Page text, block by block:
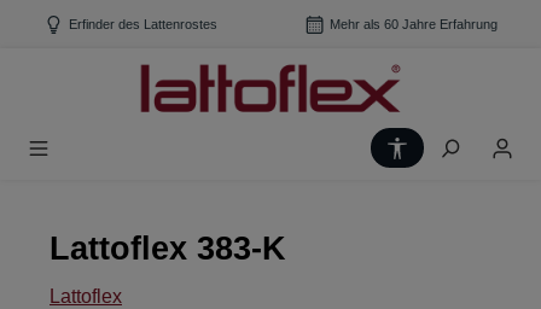
Zum Hauptinhalt springen
Erfinder des Lattenrostes Mehr als 60 Jahre Erfahrung
Lattoflex 383-K
Lattoflex